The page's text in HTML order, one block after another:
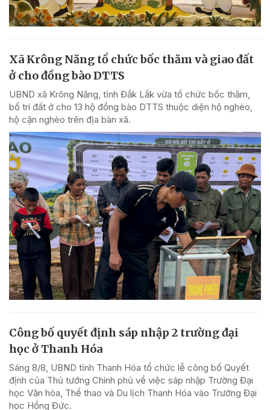
Xã Krông Năng tổ chức bốc thăm và giao đất
ở cho đồng bào DTTS
UBND xã Krông Năng, tỉnh Đắk Lắk vừa tổ chức bốc thăm,
bố trí đất ở cho 13 hộ đồng bào DTTS thuộc diện hộ nghèo,
hộ cận nghèo trên địa bàn xã.
Công bố quyết định sáp nhập 2 trường đại
học ở Thanh Hóa
Sáng 8/8, UBND tỉnh Thanh Hóa tổ chức lễ công bố Quyết
định của Thủ tướng Chính phủ về việc sáp nhập Trường Đại
học Văn hóa, Thể thao và Du lịch Thanh Hóa vào Trường Đại
học Hồng Đức.